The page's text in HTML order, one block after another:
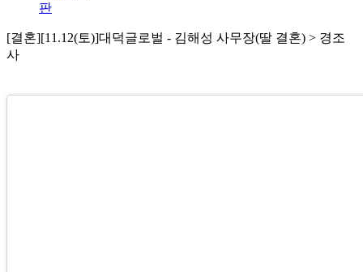
판
[결혼][11.12(토)]대덕글로벌 - 김해성 사무장(딸 결혼) > 경조
사